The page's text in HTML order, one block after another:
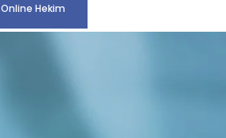
Online Hekim